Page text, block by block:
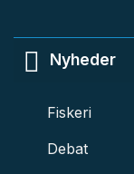
Nyheder
Fiskeri
Debat